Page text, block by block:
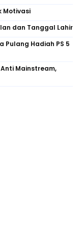
Motivasi
dan Tanggal Lahir
Pulang Hadiah PS 5
Anti Mainstream,